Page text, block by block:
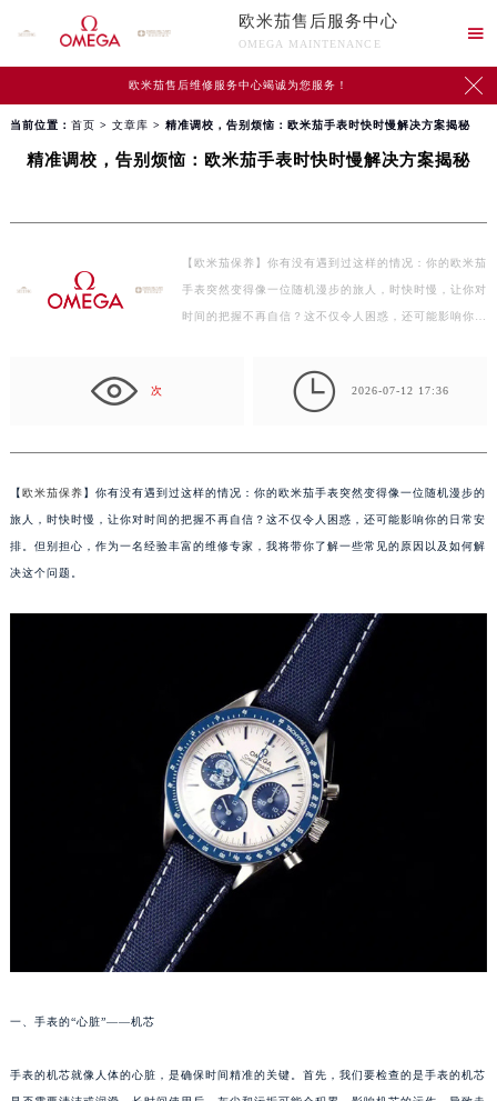
欧米茄售后服务中心
OMEGA MAINTENANCE

欧米茄售后维修服务中心竭诚为您服务！ 
当前位置： 首页 > 文章库 > 精准调校，告别烦恼：欧米茄手表时快时慢解决方案揭秘
精准调校，告别烦恼：欧米茄手表时快时慢解决方案揭秘
【欧米茄保养】你有没有遇到过这样的情况：你的欧米茄
手表突然变得像一位随机漫步的旅人，时快时慢，让你对
时间的把握不再自信？这不仅令人困惑，还可能影响你的
次  2026-07-12 17:36
【欧米茄保养】你有没有遇到过这样的情况：你的欧米茄手表突然变得像一位随机漫步的
旅人，时快时慢，让你对时间的把握不再自信？这不仅令人困惑，还可能影响你的日常安
排。但别担心，作为一名经验丰富的维修专家，我将带你了解一些常见的原因以及如何解
决这个问题。
一、手表的“心脏”——机芯
手表的机芯就像人体的心脏，是确保时间精准的关键。首先，我们要检查的是手表的机芯